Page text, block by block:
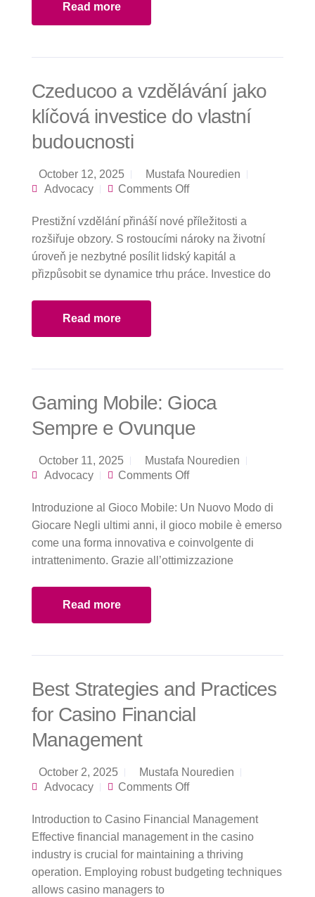
Read more
Czeducoo a vzdělávání jako
klíčová investice do vlastní
budoucnosti
October 12, 2025
Mustafa Nouredien
Advocacy
Comments Offon Czeducoo a
vlastní budoucnosti
Prestižní vzdělání přináší nové příležitosti a
rozšiřuje obzory. S rostoucími nároky na životní
úroveň je nezbytné posílit lidský kapitál a
přizpůsobit se dynamice trhu práce. Investice do
Read more
Gaming Mobile: Gioca
Sempre e Ovunque
October 11, 2025
Mustafa Nouredien
Advocacy
Comments Offon Gaming Mobile:
Introduzione al Gioco Mobile: Un Nuovo Modo di
Giocare Negli ultimi anni, il gioco mobile è emerso
come una forma innovativa e coinvolgente di
intrattenimento. Grazie all’ottimizzazione
Read more
Best Strategies and Practices
for Casino Financial
Management
October 2, 2025
Mustafa Nouredien
Advocacy
Comments Offon Best Strategies
Management
Introduction to Casino Financial Management
Effective financial management in the casino
industry is crucial for maintaining a thriving
operation. Employing robust budgeting techniques
allows casino managers to